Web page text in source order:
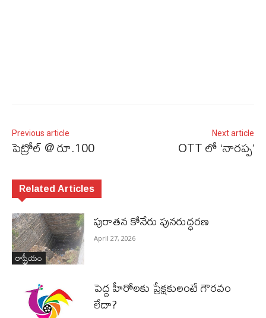
Previous article
పెట్రోల్‌ @ రూ.100
Next article
OTT లో ‘నారప్ప’
Related Articles
రాష్ట్రీయం
పురాత‌న కోనేరు పున‌రుద్ధ‌ర‌ణ
April 27, 2026
పెద్ద హీరోల‌కు ప్రేక్ష‌కులంటే గౌర‌వం
లేదా?